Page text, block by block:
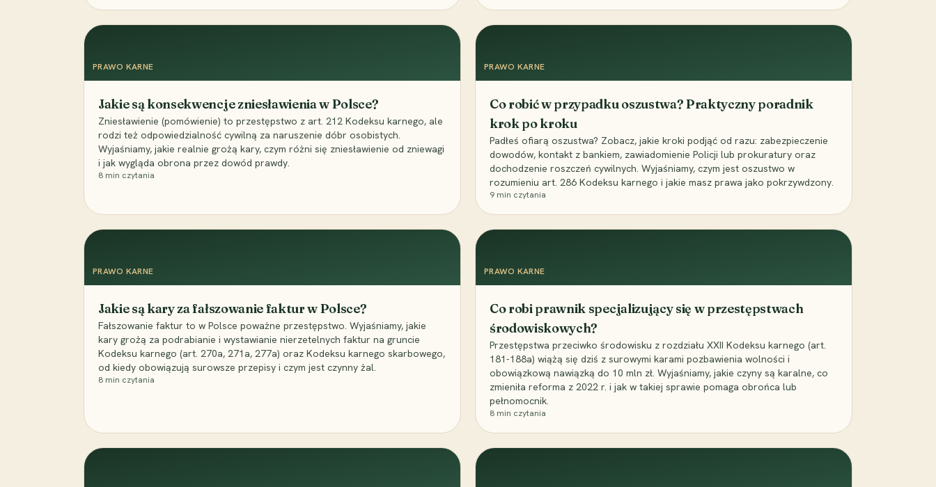
PRAWO KARNE
Jakie są konsekwencje zniesławienia w Polsce?
Zniesławienie (pomówienie) to przestępstwo z art. 212 Kodeksu karnego, ale
rodzi też odpowiedzialność cywilną za naruszenie dóbr osobistych.
Wyjaśniamy, jakie realnie grożą kary, czym różni się zniesławienie od zniewagi
i jak wygląda obrona przez dowód prawdy.
8 min czytania
PRAWO KARNE
Co robić w przypadku oszustwa? Praktyczny poradnik
krok po kroku
Padłeś ofiarą oszustwa? Zobacz, jakie kroki podjąć od razu: zabezpieczenie
dowodów, kontakt z bankiem, zawiadomienie Policji lub prokuratury oraz
dochodzenie roszczeń cywilnych. Wyjaśniamy, czym jest oszustwo w
rozumieniu art. 286 Kodeksu karnego i jakie masz prawa jako pokrzywdzony.
9 min czytania
PRAWO KARNE
Jakie są kary za fałszowanie faktur w Polsce?
Fałszowanie faktur to w Polsce poważne przestępstwo. Wyjaśniamy, jakie
kary grożą za podrabianie i wystawianie nierzetelnych faktur na gruncie
Kodeksu karnego (art. 270a, 271a, 277a) oraz Kodeksu karnego skarbowego,
od kiedy obowiązują surowsze przepisy i czym jest czynny żal.
8 min czytania
PRAWO KARNE
Co robi prawnik specjalizujący się w przestępstwach
środowiskowych?
Przestępstwa przeciwko środowisku z rozdziału XXII Kodeksu karnego (art.
181-188a) wiążą się dziś z surowymi karami pozbawienia wolności i
obowiązkową nawiązką do 10 mln zł. Wyjaśniamy, jakie czyny są karalne, co
zmieniła reforma z 2022 r. i jak w takiej sprawie pomaga obrońca lub
pełnomocnik.
8 min czytania